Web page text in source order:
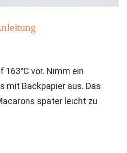
163°C vor. Nimm ein
mit Backpapier aus. Das
später leicht zu